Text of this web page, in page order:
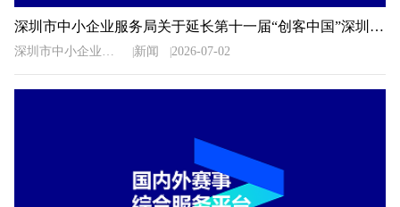
深圳市中小企业服务局关于延长第十一届“创客中国”深圳市中小企业创新创业大赛暨“专精特新”企业创新创业大赛报名时间的通知
深圳市中小企业服务局 新闻 2026-07-02